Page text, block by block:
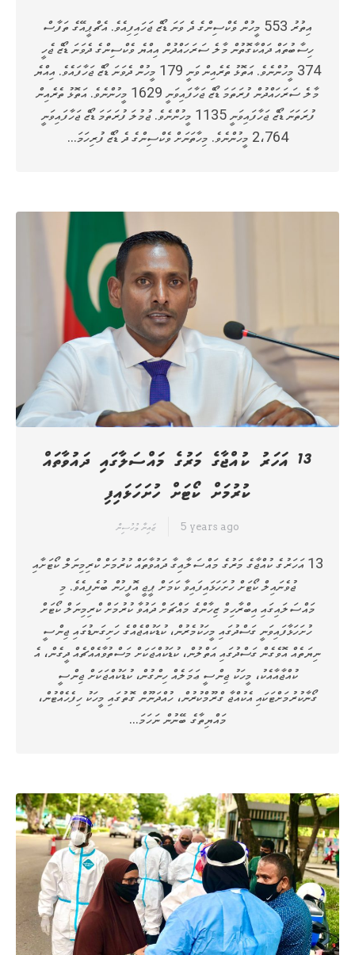
އިތުރު 553 މީހުން ވެކްސިންގެ ދެ ވަނަ ޑޯޒް ޖަހައިފިއެވެ. އެޗްޕީއޭގެ ތަފާސް
ހިސާބުތައް ދައްކާގޮތުން މާލެ ސަރަހައްދުން އިއްޔެ ވެކްސިންގެ ދެވަނަ ޑޯޒް ޖެހީ
374 މީހުންނެވެ. އަތޮޅު ތެރެއިން ވަނީ 179 މީހުން ދެވަނަ ޑޯޒް ޖަހާފައެވެ. އިއްޔެ
މާލެ ސަރަހައްދުން ފުރަތަމަ ޑޯޒް ޖަހާފައިވަނީ 1629 މީހުންނެވެ. އަތޮޅު ތެރެއިން
ފުރަތަނަ ޑޯޒް ޖަހާފައިވަނީ 1135 މީހުންނެވެ. ޖުމުލަ ފުރަތަމަ ޑޯޒް ޖަހާފައިވަނީ
2،764 މީހުންނެވެ. މިހާތަނަށް ވެކްސިންގެ ދެ ޑޯޒް ފުރިހަމަ…
13 އަހަރު ކުއްޖާގެ މަރުގެ މައްސަލާގައި ދައުވާތައް
ކުރުމަށް ކޯޓަށް ހުށަހަޅައިފި
ޒައިނާ މުހުސިން 5 years ago
13 އަހަރުގެ ކުއްޖާގެ މަރުގެ މައްސަލާއިގާ ދައުވާތައް ކުރުމަށް ކްރިމިނަލް ކޯޓަށާއި
ޖުވެނައިލް ކޯޓަށް ހުށަހަޅައިފައިވާ ކަމަށް ޕީޖީ އޮފީހުން ބުނެފިއެވެ. މި
މައްސަލައިގައި އިބްރާހިމް ޒިހާންގެ މައްޗަށް ދައުވާ ކުރުމަށް ކްރިމިނަލް ކޯޓަށް
ހުށަހަޅާފައިވަނީ ގަސްދުގައި މީހަކުމެރުން، ކުޑަކުއްޖެއްގެ ހަށިގަނޑުގައި ޖިންސީ
ނިޔަތެއް އޮވެގެން ގަސްދުގައި އަތްލުން، ކުޑަކުއްޖަކަށް މަސްތުވާއެއްޗެއް ދީގެން، އެ
ކުއްޖާއާއެކު، މީހަކު ޖިންސީ ޢަމަލެއް ހިންގުން، ކުޑަކުއްޖަކަށް ޖިންސީ
ގޯނާކުރުމަށްޓަކައި އެކުއްޖާ ގްރޫމްކުރުން، ހުއްދަނޫން ގޮތުގައި މީހަކު ހިފެހެއްޓުން،
މައްޔިތާގެ ބޭނުން ނަހަމަ…